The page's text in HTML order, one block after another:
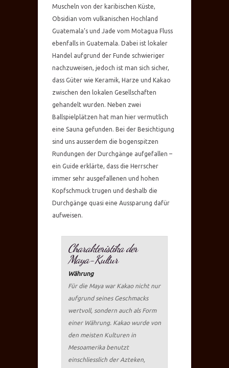
Muscheln von der karibischen Küste,
Obsidian vom vulkanischen Hochland
Guatemala’s und Jade vom Motagua Fluss
ebenfalls in Guatemala. Dabei ist lokaler
Handel aufgrund der Funde schwieriger
nachzuweisen, jedoch ist man sich sicher,
dass Güter wie Keramik, Harze und Kakao
zwischen den lokalen Gesellschaften
gehandelt wurden. Neben zwei
Ballspielplätzen hat man hier vermutlich
eine Sauna gefunden. Bei der Besichtigung
sind uns ausserdem die bogenspitzen
Rundungen der Durchgänge aufgefallen –
ein Guide erklärte, dass die Herrscher
immer sehr ausgefallenen und hohen
Kopfschmuck trugen und deshalb die
Durchgänge quasi eine Aussparung dafür
aufweisen.
Charakteristika der
Maya-Kultur
Währung
Für die Maya war Kakao nicht nur
aufgrund seines Geschmacks
wertvoll, sondern auch als Form
einer Währung. Kakao wurde von
den meisten Kulturen in
Mesoamerika benutzt
einschliesslich der Azteken,